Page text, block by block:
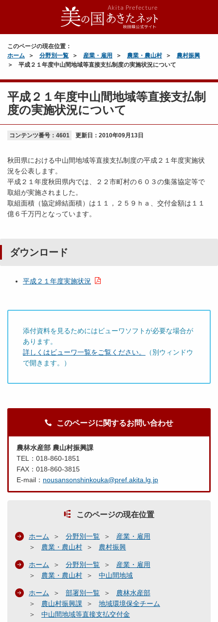
このページの現在位置：
ホーム
分野別一覧 産業・雇用 農業・農山村
農村振興
平成２１年度中山間地域等直接支払制度の実施状況について
平成２１年度中山間地域等直接支払制
度の実施状況について
コンテンツ番号：4601 更新日： 2010年09月13日
秋田県における中山間地域等直接支払制度の平成２１年度実施状
況を公表します。
平成２１年度秋田県内では、２２市町村の６０３の集落協定等で
取組が実施されました。
取組面積（協定締結面積）は１１，２５９ｈａ、交付金額は１１
億６千万円となっています。
ダウンロード
平成２１年度実施状況
添付資料を見るためにはビューワソフトが必要な場合が
あります。
詳しくはビューワ一覧をご覧ください。
（別ウィンドウ
で開きます。）
このページに関するお問い合わせ
農林水産部 農山村振興課
TEL：018-860-1851
FAX：018-860-3815
E-mail： nousansonshinkouka@pref.akita.lg.jp
このページの現在位置
ホーム 分野別一覧
産業・雇用
農業・農山村
農村振興
ホーム 分野別一覧
産業・雇用
農業・農山村
中山間地域
ホーム 部署別一覧
農林水産部
農山村振興課
地域環境保全チーム
中山間地域等直接支払交付金